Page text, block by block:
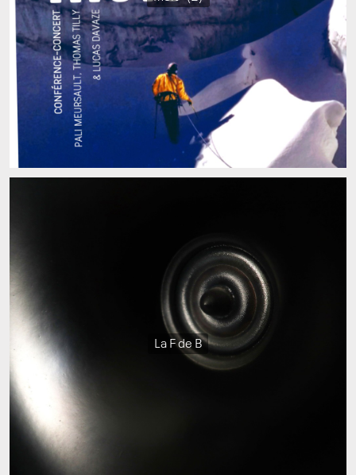
La F de B